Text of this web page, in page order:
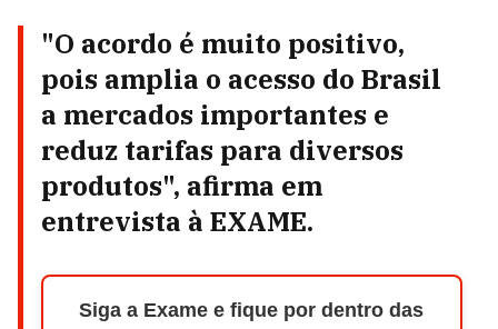
"O acordo é muito positivo,
pois amplia o acesso do Brasil
a mercados importantes e
reduz tarifas para diversos
produtos", afirma em
entrevista à EXAME.
Siga a Exame e fique por dentro das